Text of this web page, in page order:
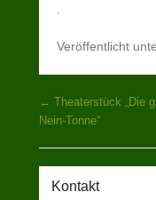
.
Veröffentlicht
Beitragsnavigation
← Theaterstück „Die
Nein-Tonne“
Kontakt